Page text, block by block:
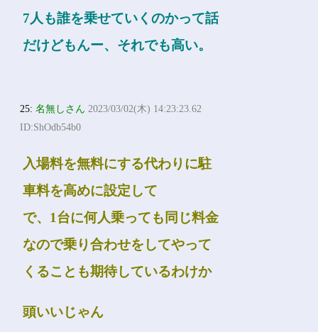
7人も誰を乗せていくのかって話
だけどもんー、それでも高い。
25:名無しさん 2023/03/02(木) 14:23:23.62
ID:ShOdb54b0
入場料を無料にする代わりに駐
車料を高めに設定して
で、1台に何人乗っても同じ料金
なので乗り合わせをしてやって
くることも期待しているわけか
頭いいじゃん